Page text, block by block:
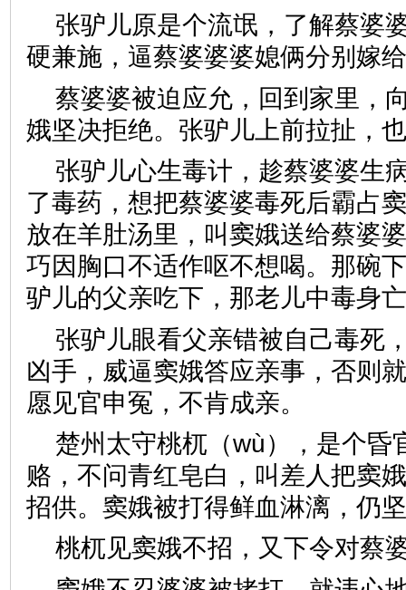
张驴儿原是个流氓，了解蔡婆
硬兼施，逼蔡婆婆婆媳俩分别嫁
蔡婆婆被迫应允，回到家里，
娥坚决拒绝。张驴儿上前拉扯，
张驴儿心生毒计，趁蔡婆婆生
了毒药，想把蔡婆婆毒死后霸占
放在羊肚汤里，叫窦娥送给蔡婆
巧因胸口不适作呕不想喝。那碗
驴儿的父亲吃下，那老儿中毒身
张驴儿眼看父亲错被自己毒死
凶手，威逼窦娥答应亲事，否则
愿见官申冤，不肯成亲。
楚州太守桃杌（wù），是个昏
赂，不问青红皂白，叫差人把窦
招供。窦娥被打得鲜血淋漓，仍
桃杌见窦娥不招，又下令对蔡